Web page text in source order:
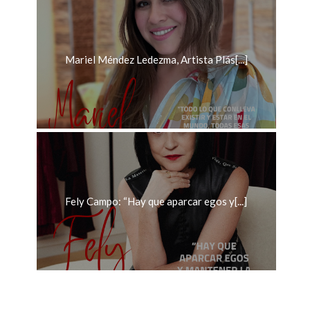
Mariel Méndez Ledezma, Artista Plás[...]
Fely Campo: “Hay que aparcar egos y[...]